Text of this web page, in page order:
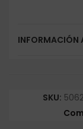
INFORMACIÓN
SKU: